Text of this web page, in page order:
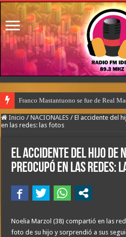
Franco Mastantuono se fue de Real
Inicio / NACIONALES / El accidente del
en las redes: las fotos
El accidente del hijo de
preocupó en las redes:
Noelia Marzol (38) compartió en las
foto de su hijo y sorprendió a sus